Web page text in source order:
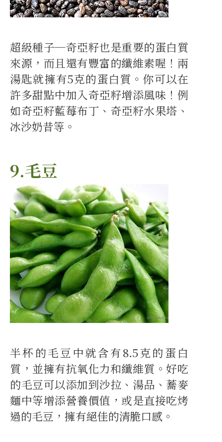
超級種子─奇亞籽也是重要的蛋白質
來源，而且還有豐富的纖維素喔！兩
湯匙就擁有5克的蛋白質。你可以在
許多甜點中加入奇亞籽增添風味！例
如奇亞籽藍莓布丁、奇亞籽水果塔、
冰沙奶昔等。
9.毛豆
半杯的毛豆中就含有8.5克的蛋白
質，並擁有抗氧化力和纖維質。好吃
的毛豆可以添加到沙拉、湯品、蕎麥
麵中等增添營養價值，或是直接吃烤
過的毛豆，擁有絕佳的清脆口感。